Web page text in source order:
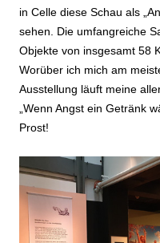
in Celle diese Schau als
sehen. Die umfangreiche
Objekte von insgesamt 58
Worüber ich mich am
Ausstellung läuft meine
„Wenn Angst ein Getränk
Prost!